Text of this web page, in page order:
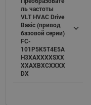
ль частоты
VLT HVAC Drive
Basic (привод
базовой серии)
FC-
101P5K5T4E5A
H3XAXXXXSXX
XXAXBXCXXXX
DX